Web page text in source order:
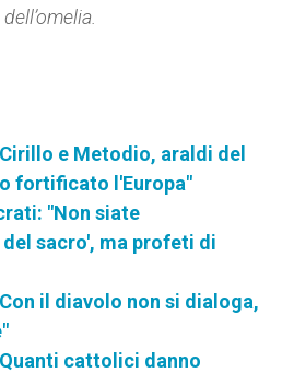
e Metodio, araldi del
fortificato l'Europa"
"Non siate
sacro', ma profeti di
il diavolo non si dialoga,
cattolici danno